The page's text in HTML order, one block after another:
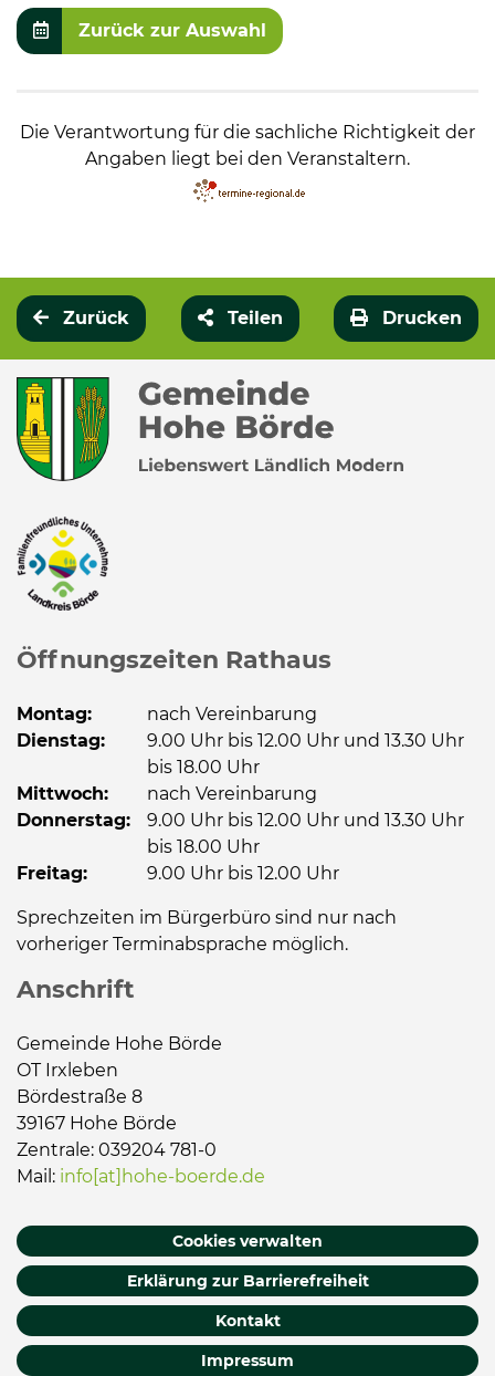
Zurück zur Auswahl
Die Verantwortung für die sachliche Richtigkeit der
Angaben liegt bei den Veranstaltern.
Zurück Teilen Drucken
Öffnungszeiten Rathaus
Montag:
nach Vereinbarung
Dienstag:
9.00 Uhr bis 12.00 Uhr und 13.30 Uhr
bis 18.00 Uhr
Mittwoch:
nach Vereinbarung
Donnerstag: 9.00 Uhr bis 12.00 Uhr und 13.30 Uhr
bis 18.00 Uhr
Freitag:
9.00 Uhr bis 12.00 Uhr
Sprechzeiten im Bürgerbüro sind nur nach
vorheriger Terminabsprache möglich.
Anschrift
Gemeinde Hohe Börde
OT Irxleben
Bördestraße 8
39167 Hohe Börde
Zentrale: 039204 781-0
Mail: info[at]hohe-boerde.de
Cookies verwalten
Erklärung zur Barrierefreiheit
Kontakt
Impressum